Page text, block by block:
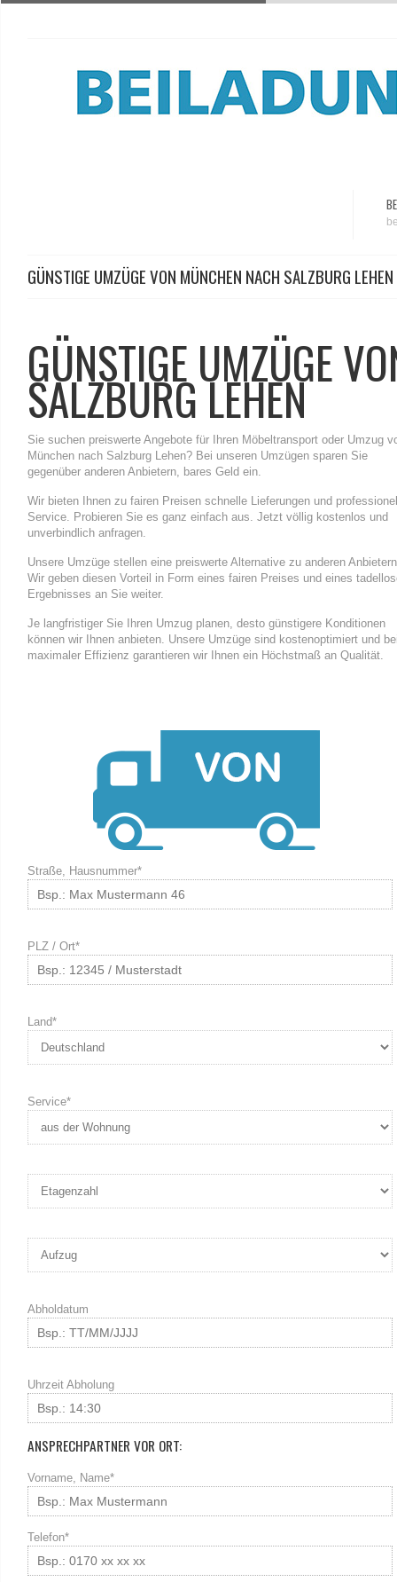
GÜNSTIGE UMZÜGE VON MÜNCHEN NACH SALZBURG LEHEN
GÜNSTIGE UMZÜGE
SALZBURG LEHEN
Sie suchen preiswerte Angebote für Ihren Möbeltransport oder Umzug
München nach Salzburg Lehen? Bei unseren Umzügen sparen Sie
gegenüber anderen Anbietern, bares Geld ein.
Wir bieten Ihnen zu fairen Preisen schnelle Lieferungen und
Service. Probieren Sie es ganz einfach aus. Jetzt völlig kostenlos und
unverbindlich anfragen.
Unsere Umzüge stellen eine preiswerte Alternative zu anderen
Wir geben diesen Vorteil in Form eines fairen Preises und eines
Ergebnisses an Sie weiter.
Je langfristiger Sie Ihren Umzug planen, desto günstigere Konditionen
können wir Ihnen anbieten. Unsere Umzüge sind kostenoptimiert und
maximaler Effizienz garantieren wir Ihnen ein Höchstmaß an Qualität.
Straße, Hausnummer*
PLZ / Ort*
Land*
Service*
Abholdatum
Uhrzeit Abholung
ANSPRECHPARTNER VOR ORT:
Vorname, Name*
Telefon*